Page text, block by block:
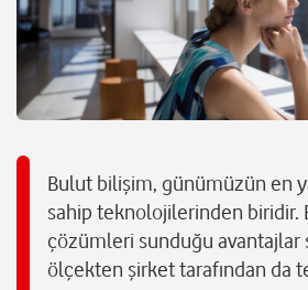
Bulut bilişim, günümüzün en
sahip teknolojilerinden biridir.
çözümleri sunduğu avantajlar
ölçekten şirket tarafından da